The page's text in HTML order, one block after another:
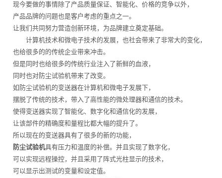
现今要做的事情除了产品质量保证、智能化、价格的竞争以外，
产品品牌的问题也是客户考虑的重点之一。
让我们共同努力营造创新环境，为品牌建立奠定基础。
计算机技术和微电子技术的发展，也社会带来了非常大的变化，
也给很多的的传统企业带来冲击。
但是同时也给很多的传统行业注入了新鲜的血液，
同时也对防尘试验机带来了改变。
如防尘试验机的变送器在计算机和微电子发展下，
摆脱了传统的技术，带入了高性能的微处理器和通信的技术。
使得变送器实现了智能化、数字化和通信化的发展，
让该部件的精确度和量程比都大幅的提升了。
所以现在的变送器具有了很多的新的功能，
防尘试验机具有压力和温度的补偿。并且实现了数字化，
可以实现远程操控，并且采用了阵式光柱显示的技术，
可以显示出测试的变量和设定值。